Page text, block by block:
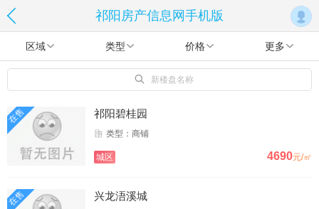
祁阳房产信息网手机版
区域 类型 价格 更多
新楼盘名称
在售 祁阳碧桂园
类型：商铺
城区 4690元/㎡
在售 兴龙浯溪城